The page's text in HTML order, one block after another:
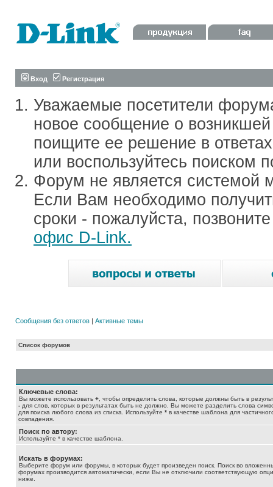
Вход Регистрация
Уважаемые посетители
новое сообщение о
поищите ее решение в
или воспользуйтесь поиском
Форум не является системой
Если Вам необходимо
сроки - пожалуйста,
офис D-Link.
Сообщения без ответов | Активные темы
Список форумов
Ключевые слова:
Вы можете использовать + , чтобы определить слова, которые должны быть в
- для слов, которых в результатах быть не должно. Вы можете разделить слова
для поиска любого слова из списка. Используйте * в качестве шаблона для
совпадения.
Поиск по автору:
Используйте * в качестве шаблона.
Искать в форумах:
Выберите форум или форумы, в которых будет произведен поиск. Поиск во
форумах производится автоматически, если Вы не отключили соответствующую
ниже.